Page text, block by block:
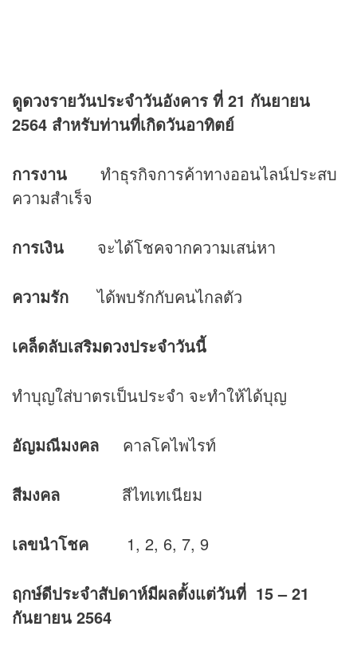
ดูดวงรายวันประจำวันอังคาร ที่ 21 กันยายน
2564 สำหรับท่านที่เกิดวันอาทิตย์
การงาน ทำธุรกิจการค้าทางออนไลน์ประสบ
ความสำเร็จ
การเงิน จะได้โชคจากความเสน่หา
ความรัก ได้พบรักกับคนไกลตัว
เคล็ดลับเสริมดวงประจำวันนี้
ทำบุญใส่บาตรเป็นประจำ จะทำให้ได้บุญ
อัญมณีมงคล คาลโคไพไรท์
สีมงคล สีไทเทเนียม
เลขนำโชค 1, 2, 6, 7, 9
ฤกษ์ดีประจำสัปดาห์มีผลตั้งแต่วันที่ 15 – 21
กันยายน 2564